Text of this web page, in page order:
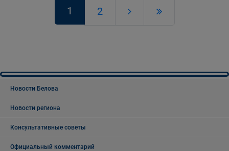
1 2
Новости Белова
Новости региона
Консультативные советы
Официальный комментарий